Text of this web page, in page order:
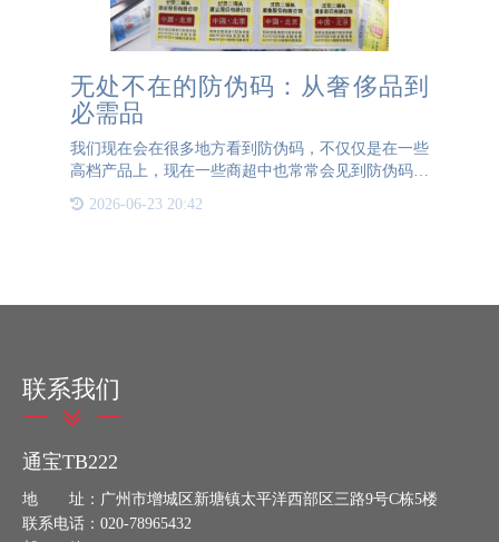
无处不在的防伪码：从奢侈品到
必需品
我们现在会在很多地方看到防伪码，不仅仅是在一些
高档产品上，现在一些商超中也常常会见到防伪码的
求，另一方面是企业的竞争越来越严重，做了防伪码
2026-06-23 20:42
联系我们
通宝TB222
地 址：广州市增城区新塘镇太平洋西部区三路9号C栋5楼
联系电话：020-78965432